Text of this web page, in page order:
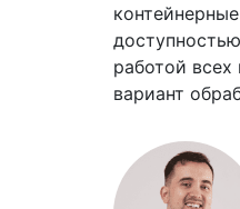
работой
вариант